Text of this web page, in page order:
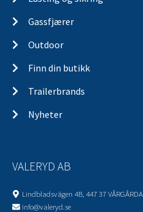
Gassfjærer
Outdoor
Finn din butikk
Trailerbrands
Nyheter
VALERYD AB
Lindbladsvägen 4B, 447 37 VÅRGÅRDA
info@valeryd.se